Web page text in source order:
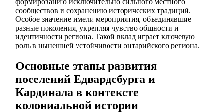
формированию исключительно сильного местного
сообществов и сохранению исторических традиций.
Особое значение имели мероприятия, объединявшие
разные поколения, укрепляя чувство общности и
идентичности региона. Такой вклад играет ключевую
роль в нынешней устойчивости онтарийского региона.
Основные этапы развития
поселений Едвардсбурга и
Кардинала в контексте
колониальной истории